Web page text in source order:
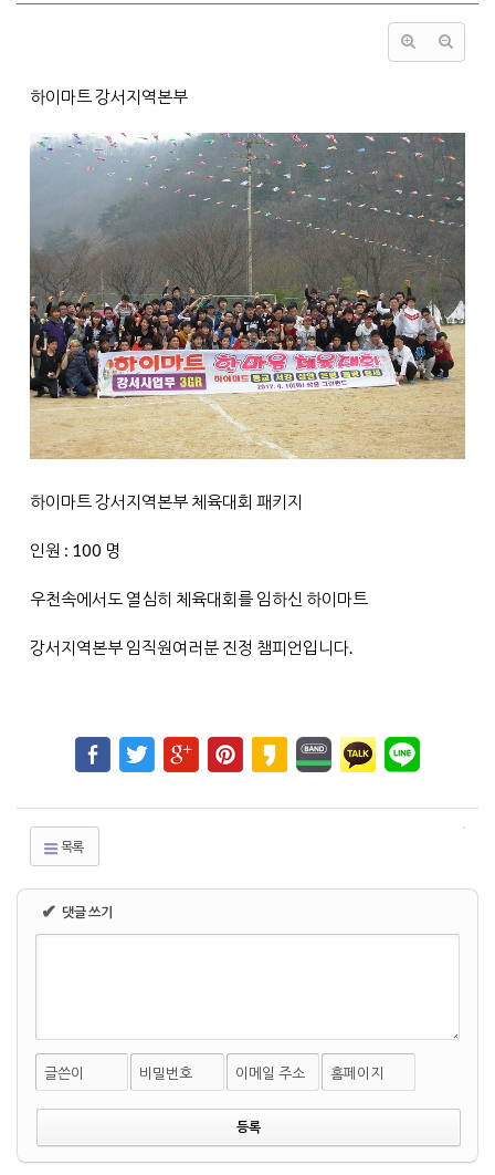
하이마트 강서지역본부
하이마트 강서지역본부 체육대회 패키지
인원 : 100 명
우천속에서도 열심히 체육대회를 임하신 하이마트
강서지역본부 임직원여러분 진정 챔피언입니다.
목록
✔ 댓글 쓰기
글쓴이 비밀번호 이메일 주소 홈페이지